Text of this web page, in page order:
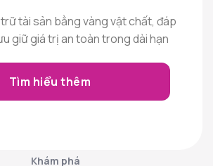
tài sản bằng vàng vật chất, đáp
giữ giá trị an toàn trong dài hạn
Tìm hiểu thêm
Khám phá